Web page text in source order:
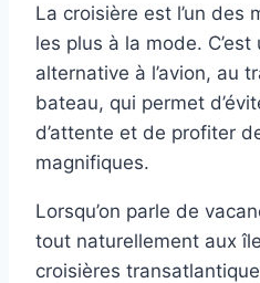
La croisière est l’un des
les plus à la mode.
alternative à l’avion, au
bateau, qui permet
d’attente et de profiter
magnifiques.
Lorsqu’on parle de
tout naturellement aux
croisières